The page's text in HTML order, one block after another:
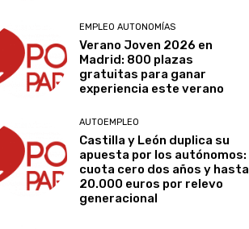
EMPLEO AUTONOMÍAS
Verano Joven 2026 en
Madrid: 800 plazas
gratuitas para ganar
experiencia este verano
AUTOEMPLEO
Castilla y León duplica su
apuesta por los autónomos:
cuota cero dos años y hasta
20.000 euros por relevo
generacional